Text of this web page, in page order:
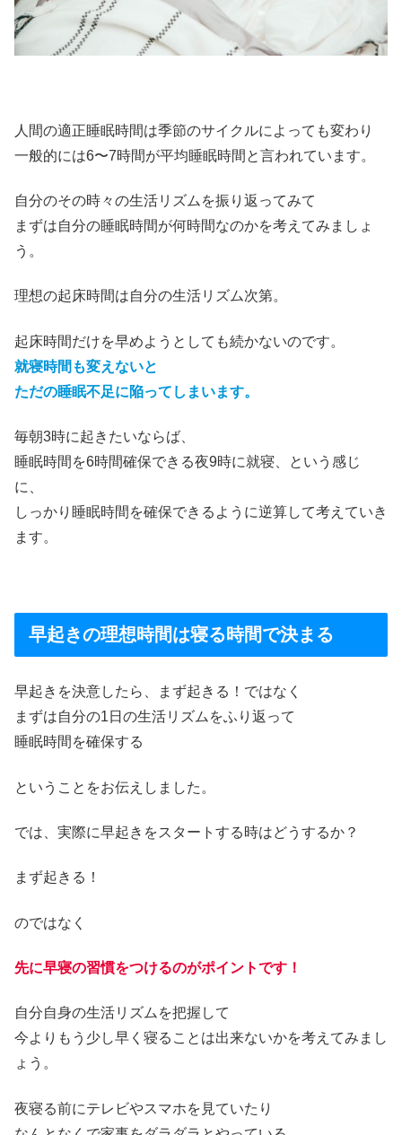
人間の適正睡眠時間は季節のサイクルによっても変わり
一般的には6〜7時間が平均睡眠時間と言われています。
自分のその時々の生活リズムを振り返ってみて
まずは自分の睡眠時間が何時間なのかを考えてみましょ
う。
理想の起床時間は自分の生活リズム次第。
起床時間だけを早めようとしても続かないのです。
就寝時間も変えないと
ただの睡眠不足に陥ってしまいます。
毎朝3時に起きたいならば、
睡眠時間を6時間確保できる夜9時に就寝、という感じ
に、
しっかり睡眠時間を確保できるように逆算して考えていき
ます。
早起きの理想時間は寝る時間で決まる
早起きを決意したら、まず起きる！ではなく
まずは自分の1日の生活リズムをふり返って
睡眠時間を確保する
ということをお伝えしました。
では、実際に早起きをスタートする時はどうするか？
まず起きる！
のではなく
先に早寝の習慣をつけるのがポイントです！
自分自身の生活リズムを把握して
今よりもう少し早く寝ることは出来ないかを考えてみまし
ょう。
夜寝る前にテレビやスマホを見ていたり